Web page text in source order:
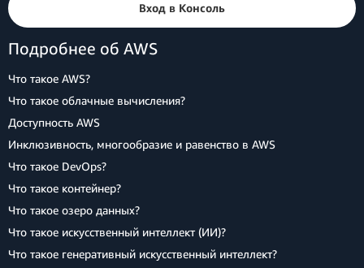
Вход в Консоль
Подробнее об AWS
Что такое AWS?
Что такое облачные вычисления?
Доступность AWS
Инклюзивность, многообразие и равенство в AWS
Что такое DevOps?
Что такое контейнер?
Что такое озеро данных?
Что такое искусственный интеллект (ИИ)?
Что такое генеративный искусственный интеллект?